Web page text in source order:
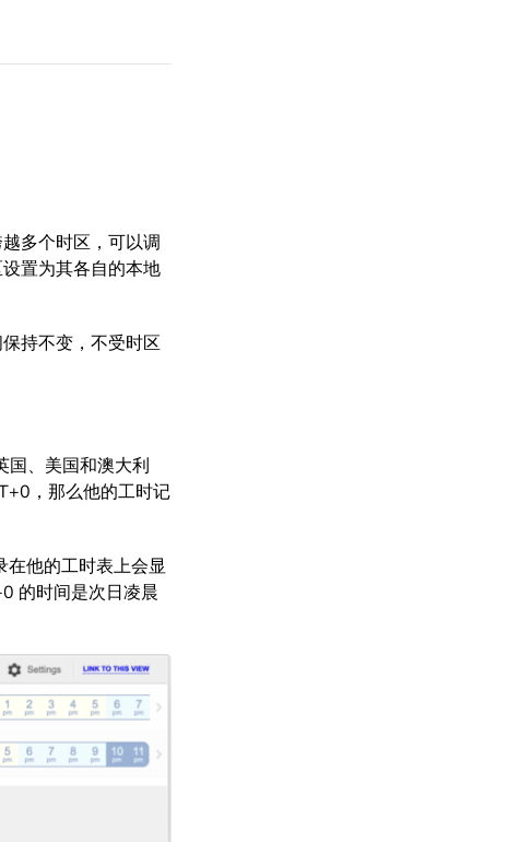
多个时区 ，可以调
置为其各自的本地
持不变，不受时区
、美国和澳大利
，那么他的工时记
在他的工时表上会显
的时间是次日凌晨